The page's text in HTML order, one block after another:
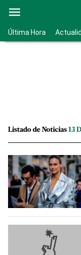
Última Hora
Listado de Noticias 13